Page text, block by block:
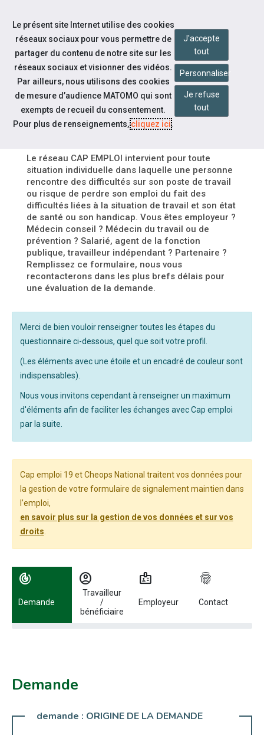
Aller au contenu
DÉPÔT D'UN NOUVEAU
FORMULAIRE SIGNALEMENT
MAINTIEN
Le réseau CAP EMPLOI intervient pour toute
situation individuelle dans laquelle une personne
rencontre des difficultés sur son poste de travail
ou risque de perdre son emploi du fait des
difficultés liées à la situation de travail et son état
de santé ou son handicap. Vous êtes employeur ?
Médecin conseil ? Médecin du travail ou de
prévention ? Salarié, agent de la fonction
publique, travailleur indépendant ? Partenaire ?
Remplissez ce formulaire, nous vous
recontacterons dans les plus brefs délais pour
une évaluation de la demande.
Merci de bien vouloir renseigner toutes les étapes du
questionnaire ci-dessous, quel que soit votre profil.
(Les éléments avec une étoile et un encadré de couleur sont
indispensables).
Nous vous invitons cependant à renseigner un maximum
d'éléments afin de faciliter les échanges avec Cap emploi
par la suite.
Cap emploi 19 et Cheops National traitent vos données pour
la gestion de votre formulaire de signalement maintien dans
l’emploi,
en savoir plus sur la gestion de vos données et sur vos
droits
Utilisez les flèches gauche et droite pour naviguer entre les étapes.
track_changes
Demande
account_circle
Travailleur
/
bénéficiaire
badge
Employeur
fingerprint
Contact
Demande
demande : ORIGINE DE LA DEMANDE
Le présent site Internet utilise des cookies
réseaux sociaux pour vous permettre de
partager du contenu de notre site sur les
réseaux sociaux et visionner des vidéos.
Par ailleurs, nous utilisons des cookies
de mesure d’audience MATOMO qui sont
exempts de recueil du consentement.
Pour plus de renseignements,cliquez ici.
J'accepte
tout
Personnaliser
Je refuse
tout